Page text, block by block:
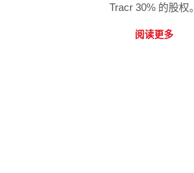
Tracr 30% 的股权。
阅读更多